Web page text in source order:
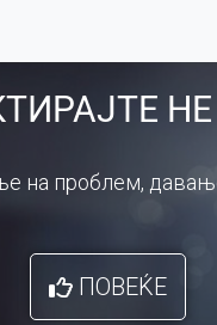
НЕ
на проблем,
ПОВЕЌЕ